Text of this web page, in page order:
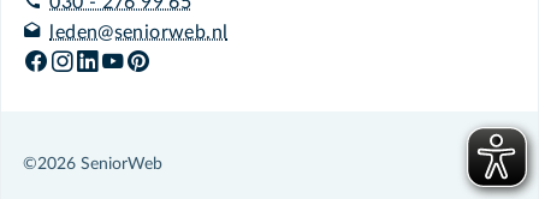
leden@seniorweb.nl
©2026 SeniorWeb